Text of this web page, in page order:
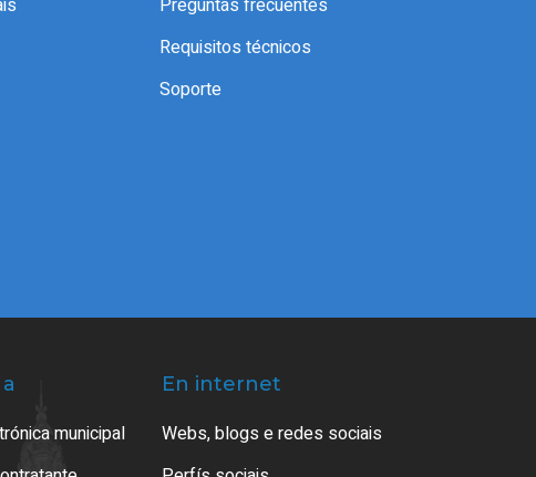
Preguntas frecuentes
Requisitos técnicos
Soporte
municipal
En internet
Webs, blogs e redes sociais